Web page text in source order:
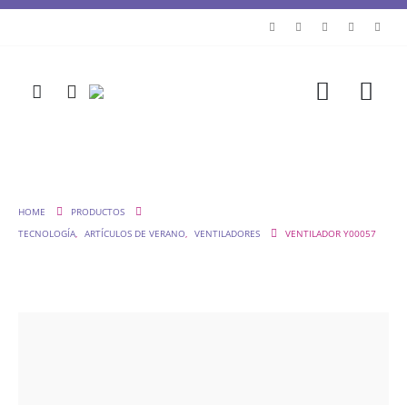
HOME
PRODUCTOS
TECNOLOGÍA, ARTÍCULOS DE VERANO, VENTILADORES VENTILADOR Y00057